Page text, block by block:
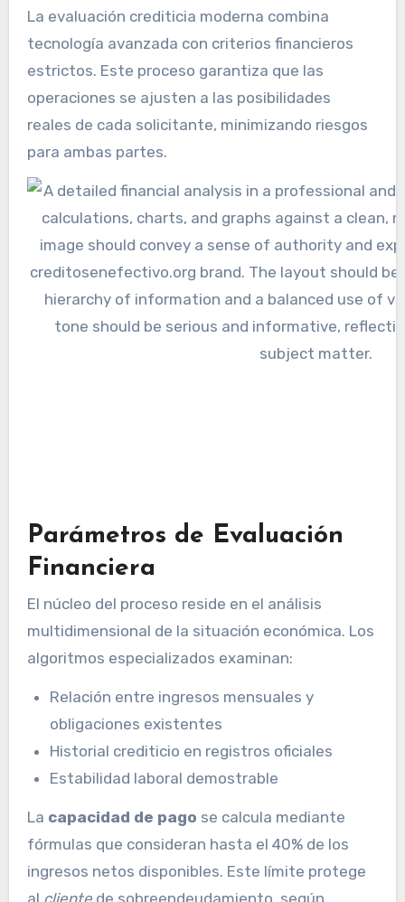
La evaluación crediticia moderna combina
tecnología avanzada con criterios financieros
estrictos. Este proceso garantiza que las
operaciones se ajusten a las posibilidades
reales de cada solicitante, minimizando riesgos
para ambas partes.
Parámetros de Evaluación
Financiera
El núcleo del proceso reside en el análisis
multidimensional de la situación económica. Los
algoritmos especializados examinan:
Relación entre ingresos mensuales y
obligaciones existentes
Historial crediticio en registros oficiales
Estabilidad laboral demostrable
La capacidad de pago se calcula mediante
fórmulas que consideran hasta el 40% de los
ingresos netos disponibles. Este límite protege
al clientede sobreendeudamiento, según